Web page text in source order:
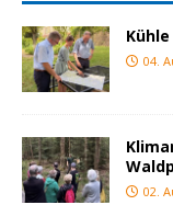
04.
02.